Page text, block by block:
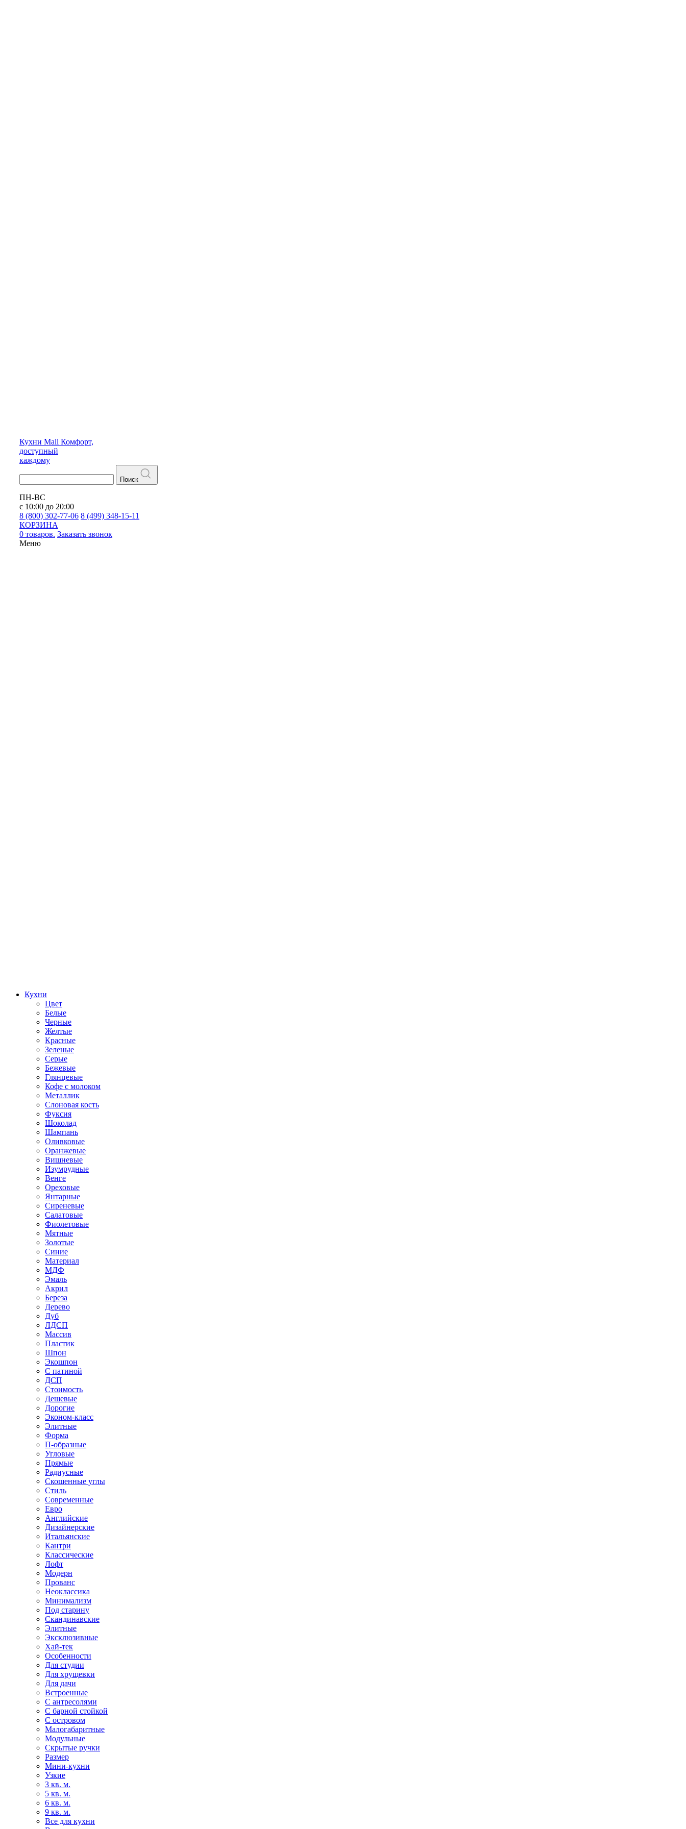
Кухни Mall Комфорт,
доступный
каждому
Поиск
ПН-ВС
с 10:00 до 20:00
8 (800) 302-77-06 8 (499) 348-15-11
КОРЗИНА
0 товаров. Заказать звонок
Меню
Кухни
Цвет
Белые
Черные
Желтые
Красные
Зеленые
Серые
Бежевые
Глянцевые
Кофе с молоком
Металлик
Слоновая кость
Фуксия
Шоколад
Шампань
Оливковые
Оранжевые
Вишневые
Изумрудные
Венге
Ореховые
Янтарные
Сиреневые
Салатовые
Фиолетовые
Мятные
Золотые
Синие
Материал
МДФ
Эмаль
Акрил
Береза
Дерево
Дуб
ЛДСП
Массив
Пластик
Шпон
Экошпон
С патиной
ДСП
Стоимость
Дешевые
Дорогие
Эконом-класс
Элитные
Форма
П-образные
Угловые
Прямые
Радиусные
Скошенные углы
Стиль
Современные
Евро
Английские
Дизайнерские
Итальянские
Кантри
Классические
Лофт
Модерн
Прованс
Неоклассика
Минимализм
Под старину
Скандинавские
Элитные
Эксклюзивные
Хай-тек
Особенности
Для студии
Для хрущевки
Для дачи
Встроенные
С антресолями
С барной стойкой
С островом
Малогабаритные
Модульные
Скрытые ручки
Размер
Мини-кухни
Узкие
3 кв. м.
5 кв. м.
6 кв. м.
9 кв. м.
Все для кухни